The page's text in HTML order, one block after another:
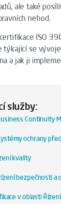
ale také
nehod.
ISO
týkající se
a jak ji
služby:
Continuity
ochrany
kvality
bezpečnosti a
v oblasti